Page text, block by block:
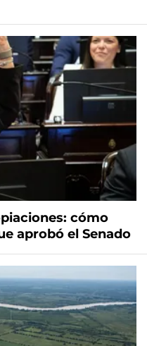
cómo
aprobó el Senado